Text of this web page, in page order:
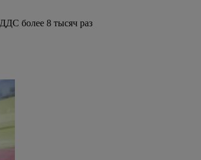
более 8 тысяч раз